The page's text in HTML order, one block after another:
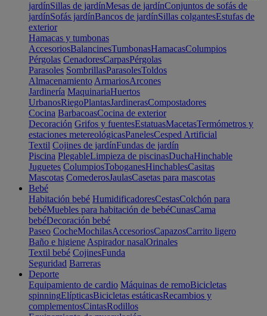
jardínSillas de jardínMesas de jardínConjuntos de sofás de
jardínSofás jardínBancos de jardínSillas colgantesEstufas de
exterior
Hamacas y tumbonas
AccesoriosBalancinesTumbonasHamacasColumpios
Pérgolas CenadoresCarpasPérgolas
Parasoles SombrillasParasolesToldos
Almacenamiento ArmariosArcones
Jardinería MaquinariaHuertos
UrbanosRiegoPlantasJardinerasCompostadores
Cocina BarbacoasCocina de exterior
Decoración Grifos y fuentesEstatuasMacetasTermómetros y
estaciones metereológicasPanelesCesped Artificial
Textil Cojines de jardínFundas de jardín
Piscina PlegableLimpieza de piscinasDuchaHinchable
Juguetes ColumpiosToboganesHinchablesCasitas
Mascotas ComederosJaulasCasetas para mascotas
Bebé
Habitación bebé HumidificadoresCestasColchón para
bebéMuebles para habitación de bebéCunasCama
bebéDecoración bebé
Paseo CocheMochilasAccesoriosCapazosCarrito ligero
Baño e higiene Aspirador nasalOrinales
Textil bebé CojinesFunda
Seguridad Barreras
Deporte
Equipamiento de cardio Máquinas de remoBicicletas
spinningElípticasBicicletas estáticasRecambios y
complementosCintasRodillos